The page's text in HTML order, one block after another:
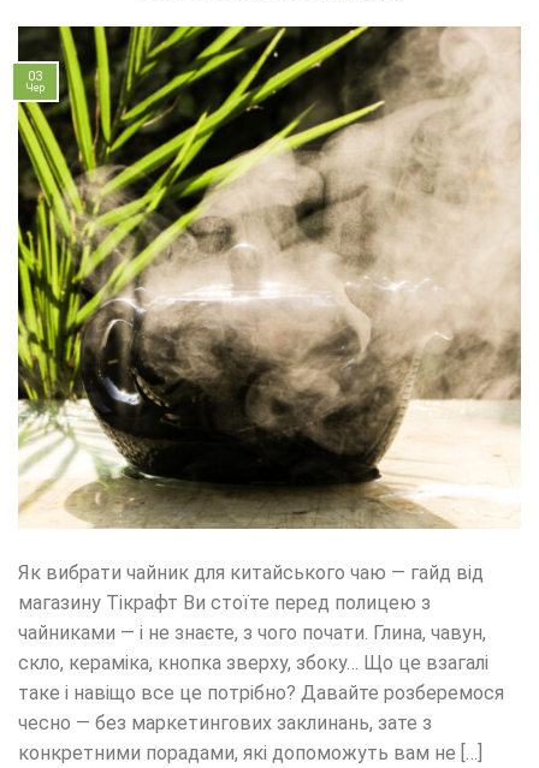
03
Чер
Як вибрати чайник для китайського чаю — гайд від
магазину Тікрафт Ви стоїте перед полицею з
чайниками — і не знаєте, з чого почати. Глина, чавун,
скло, кераміка, кнопка зверху, збоку… Що це взагалі
таке і навіщо все це потрібно? Давайте розберемося
чесно — без маркетингових заклинань, зате з
конкретними порадами, які допоможуть вам не […]